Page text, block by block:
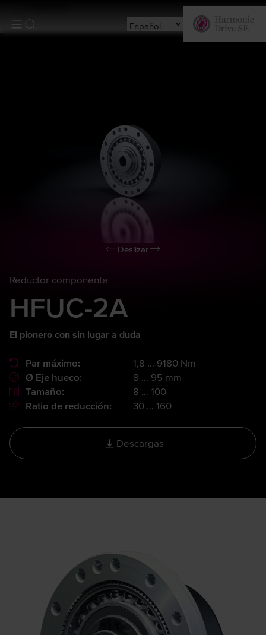
Deslizar
Reductor componente
HFUC-2A
El pionero con sin lugar a duda
Par máximo:
1,8 … 9180 Nm
Ø Eje hueco:
8 … 95 mm
Tamaño:
8 … 100
Ratio de reducción:
30 … 160
Descargas